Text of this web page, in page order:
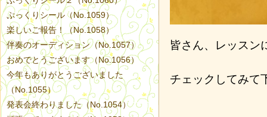
皆さん、レッスン
チェックしてみて
ぷっくりシール（No.1059）
楽しいご報告！（No.1058）
伴奏のオーディション（No.1057）
おめでとうございます（No.1056）
今年もありがとうございました
（No.1055）
発表会終わりました（No.1054）